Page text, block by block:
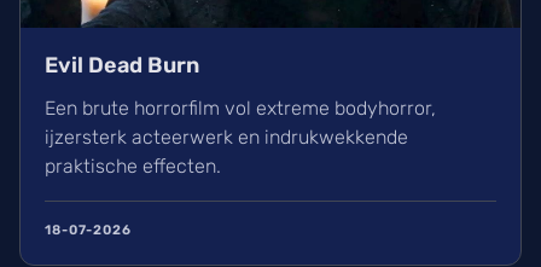
Evil Dead Burn
Een brute horrorfilm vol extreme bodyhorror,
ijzersterk acteerwerk en indrukwekkende
praktische effecten.
18-07-2026